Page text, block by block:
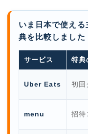
いま日本で使え
典を比較しました
サービス 特典
Uber Eats 初回
menu 招待